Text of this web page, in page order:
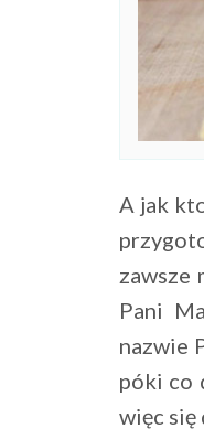
A jak
zawsze
Pani
nazwie
póki co
więc się